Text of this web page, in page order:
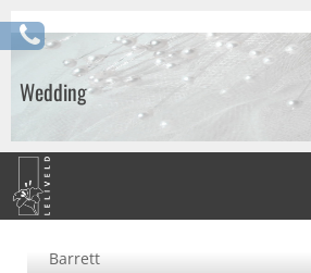
Wedding
Barrett